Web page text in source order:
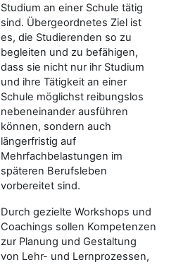
Studium an einer Schule tätig
sind. Übergeordnetes Ziel ist
es, die Studierenden so zu
begleiten und zu befähigen,
dass sie nicht nur ihr Studium
und ihre Tätigkeit an einer
Schule möglichst reibungslos
nebeneinander ausführen
können, sondern auch
längerfristig auf
Mehrfachbelastungen im
späteren Berufsleben
vorbereitet sind.
Durch gezielte Workshops und
Coachings sollen Kompetenzen
zur Planung und Gestaltung
von Lehr- und Lernprozessen,